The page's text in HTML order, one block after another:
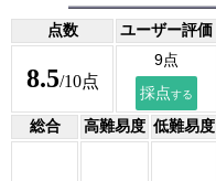
点数 ユーザー評価
8.5/10点
総合 高難易度 低難易度